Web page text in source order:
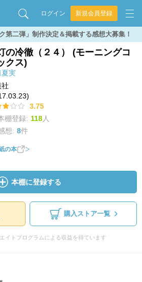
ログイン 新規会員登録
第二弾」制作決定＆掲載する感想大募集！
の冷徹（２４） (モーニングコ
クス)
夏実
3.75
棚登録: 118人
想: 8件
の本
本棚に登録する
購入ストア一覧
イトプログラムによる収益を得ています